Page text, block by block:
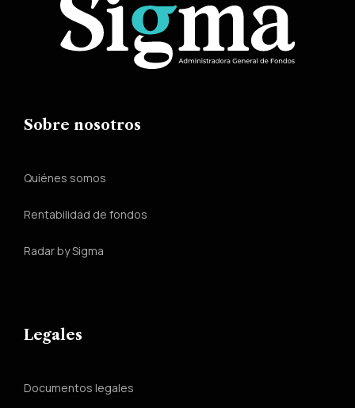
Sobre nosotros
Quiénes somos
Rentabilidad de fondos
Radar by Sigma
Legales
Documentos legales